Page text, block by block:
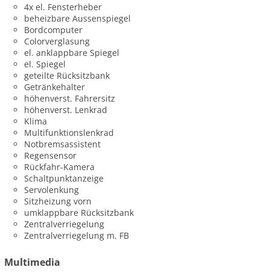
4x el. Fensterheber
beheizbare Aussenspiegel
Bordcomputer
Colorverglasung
el. anklappbare Spiegel
el. Spiegel
geteilte Rücksitzbank
Getränkehalter
höhenverst. Fahrersitz
höhenverst. Lenkrad
Klima
Multifunktionslenkrad
Notbremsassistent
Regensensor
Rückfahr-Kamera
Schaltpunktanzeige
Servolenkung
Sitzheizung vorn
umklappbare Rücksitzbank
Zentralverriegelung
Zentralverriegelung m. FB
Multimedia